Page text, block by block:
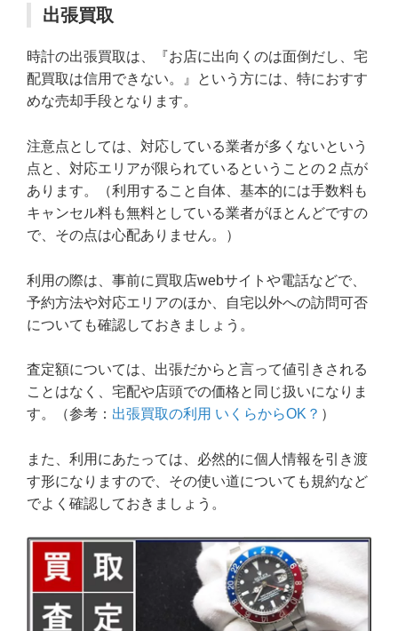
出張買取
時計の出張買取は、『お店に出向くのは面倒だし、宅
配買取は信用できない。』という方には、特におすす
めな売却手段となります。
注意点としては、対応している業者が多くないという
点と、対応エリアが限られているということの２点が
あります。（利用すること自体、基本的には手数料も
キャンセル料も無料としている業者がほとんどですの
で、その点は心配ありません。）
利用の際は、事前に買取店webサイトや電話などで、
予約方法や対応エリアのほか、自宅以外への訪問可否
についても確認しておきましょう。
査定額については、出張だからと言って値引きされる
ことはなく、宅配や店頭での価格と同じ扱いになりま
す。（参考： 出張買取の利用 いくらからOK？ ）
また、利用にあたっては、必然的に個人情報を引き渡
す形になりますので、その使い道についても規約など
でよく確認しておきましょう。